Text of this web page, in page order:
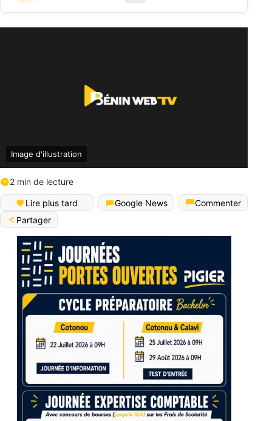
Image d'illustration
2 min de lecture
Lire plus tard Google News
Commenter
Partager